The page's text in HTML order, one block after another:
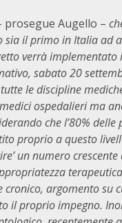
prosegue Augello –
sia il primo in Italia ad
verrà
sabato 20
le discipline
ospedalieri ma
che l’80% delle
proprio a questo
un numero crescente
cronico, argomento su
il proprio impegno.